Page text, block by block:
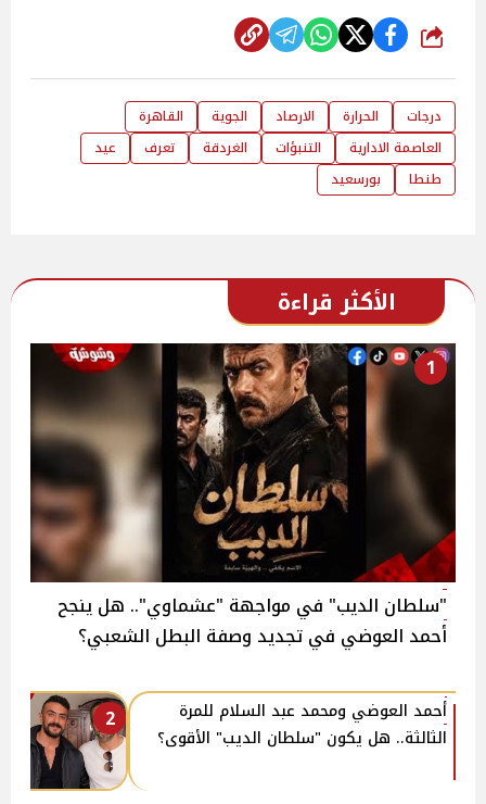
شارك
درجات الحرارة الارصاد الجوية
القاهرة
العاصمة الادارية
التنبؤات الغردقة تعرف
عيد
طنطا
بورسعيد
الأكثر قراءة
1
"سلطان الديب" في مواجهة "عشماوي".. هل ينجح
أحمد العوضي في تجديد وصفة البطل الشعبي؟
2
أحمد العوضي ومحمد عبد السلام للمرة
الثالثة.. هل يكون "سلطان الديب" الأقوى؟